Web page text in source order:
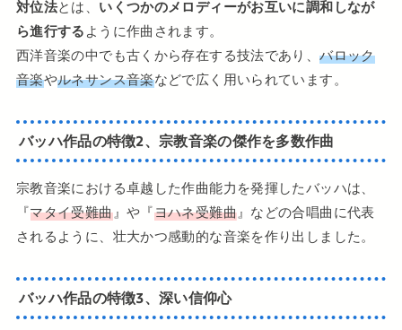
対位法とは、 いくつかのメロディーがお互いに調和しなが
ら進行するように作曲されます。
西洋音楽の中でも古くから存在する技法であり、バロック
音楽やルネサンス音楽などで広く用いられています。
バッハ作品の特徴2、宗教音楽の傑作を多数作曲
宗教音楽における卓越した作曲能力を発揮したバッハは、
『マタイ受難曲』や『ヨハネ受難曲』などの合唱曲に代表
されるように、壮大かつ感動的な音楽を作り出しました。
バッハ作品の特徴3、深い信仰心